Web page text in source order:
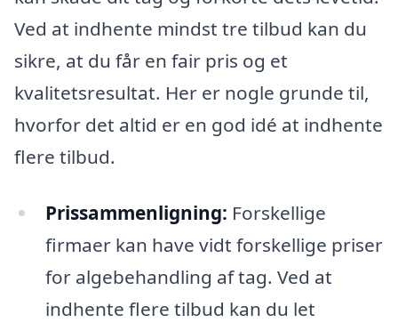
Ved at indhente mindst tre tilbud kan du
sikre, at du får en fair pris og et
kvalitetsresultat. Her er nogle grunde til,
hvorfor det altid er en god idé at indhente
flere tilbud.
Prissammenligning: Forskellige
firmaer kan have vidt forskellige priser
for algebehandling af tag. Ved at
indhente flere tilbud kan du let